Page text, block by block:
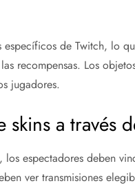
específicos de Twitch, lo
recompensas. Los
jugadores.
a través
espectadores deben
ver transmisiones